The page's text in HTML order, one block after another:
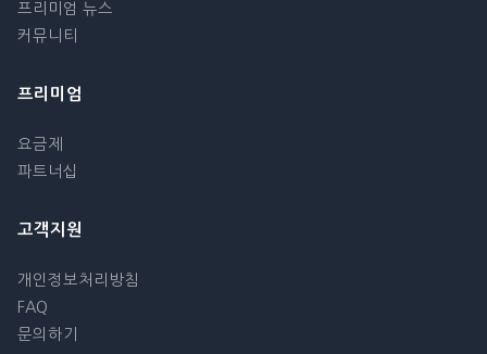
프리미엄 뉴스
커뮤니티
프리미엄
요금제
파트너십
고객지원
개인정보처리방침
FAQ
문의하기